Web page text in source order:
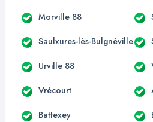
Morville 88
Saulxures-lès-Bulgnéville
Urville 88
Vrécourt
Battexey